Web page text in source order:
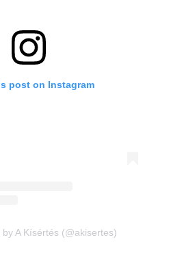
post on Instagram
A Kísértés (@akisertes)